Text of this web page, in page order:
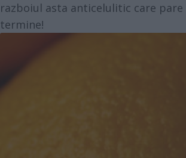
razboiul asta anticelulitic care pare
termine!